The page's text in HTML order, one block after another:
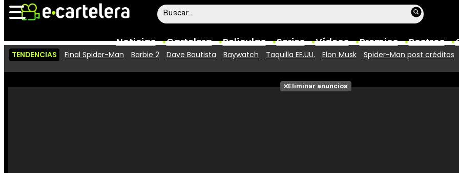
Noticias Cartelera Películas Series Vídeos Premios Rostros
Vídeos
Taquilla Fotos
TENDENCIAS Final Spider-Man Barbie 2 Dave Bautista Baywatch Taquilla EE.UU. Elon Musk Spider-Man post créditos
Eliminar anuncios